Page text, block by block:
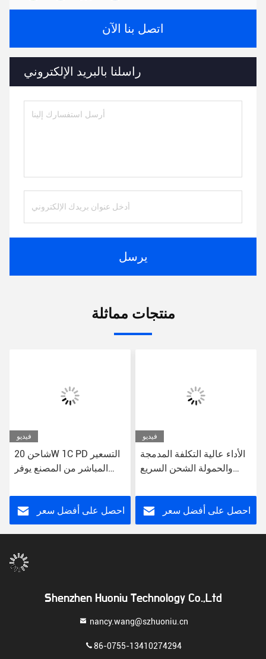
اتصل بنا الآن
راسلنا بالبريد الإلكتروني
يرسل
منتجات مماثلة
فيديو
شاحن 20W 1C PD التسعير
المباشر من المصنع يوفر
الشحن الخاص بك وظيفة
الشحن السريع
احصل على أفضل سعر
فيديو
الأداء عالية التكلفة المدمجة
والحمولة الشحن السريع
الخروج
احصل على أفضل سعر
Shenzhen Huoniu Technology Co.,Ltd
nancy.wang@szhuoniu.cn
86-0755-13410274294